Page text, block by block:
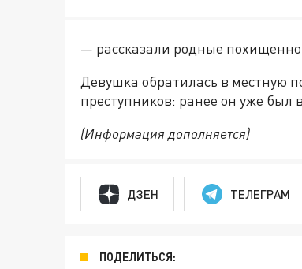
— рассказали родные
Девушка обратилась в местную
преступников: ранее он уже был
(Информация дополняется)
ДЗЕН ТЕЛЕГРАМ
ПОДЕЛИТЬСЯ: